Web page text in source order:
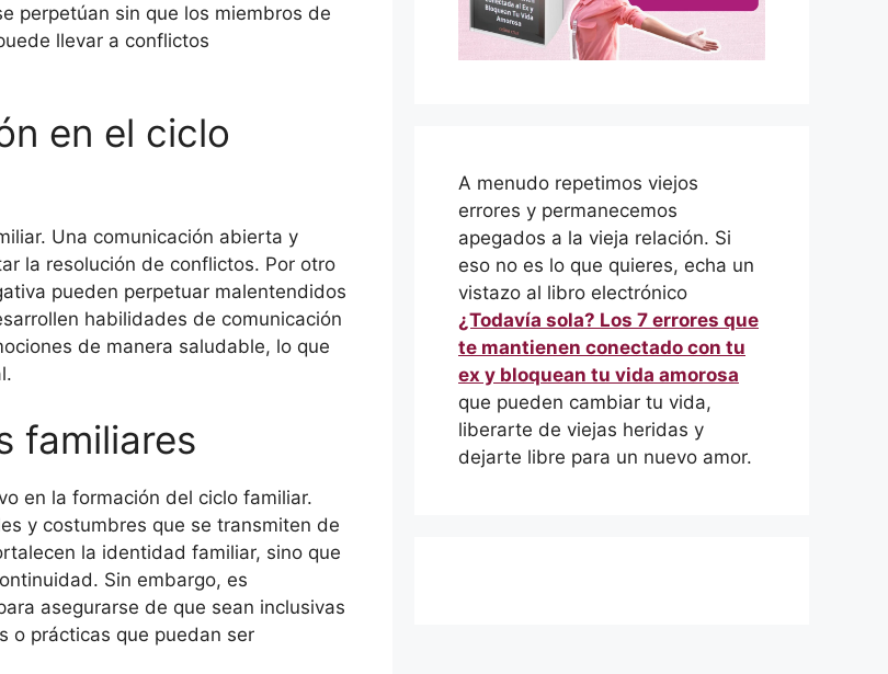
perpetúan sin que los miembros de
llevar a conflictos
en el ciclo
Una comunicación abierta y
la resolución de conflictos. Por otro
pueden perpetuar malentendidos
habilidades de comunicación
de manera saludable, lo que
familiares
en la formación del ciclo familiar.
y costumbres que se transmiten de
la identidad familiar, sino que
Sin embargo, es
asegurarse de que sean inclusivas
o prácticas que puedan ser
A menudo repetimos viejos
errores y permanecemos
apegados a la vieja relación. Si
eso no es lo que quieres, echa un
vistazo al libro electrónico
¿Todavía sola? Los 7 errores que
te mantienen conectado con tu
ex y bloquean tu vida amorosa
que pueden cambiar tu vida,
liberarte de viejas heridas y
dejarte libre para un nuevo amor.